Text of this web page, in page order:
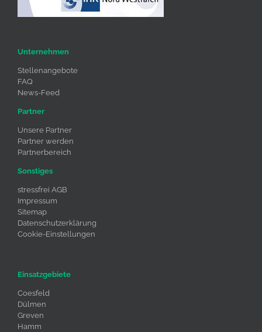
Unternehmen
Stellenangebote
FAQ
News-Feed
Partner
Unsere Partner
Partner werden
Partnerbereich
Sonstiges
stressfrei AGB
Impressum
Sitemap
Datenschutzerklärung
Cookie-Einstellungen
Einsatzgebiete
Coesfeld
Dülmen
Greven
Hamm